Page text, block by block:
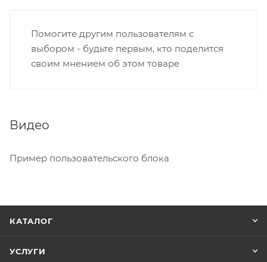
Помогите другим пользователям с
выбором - будьте первым, кто поделится
своим мнением об этом товаре
Видео
Пример пользовательского блока
КАТАЛОГ
УСЛУГИ